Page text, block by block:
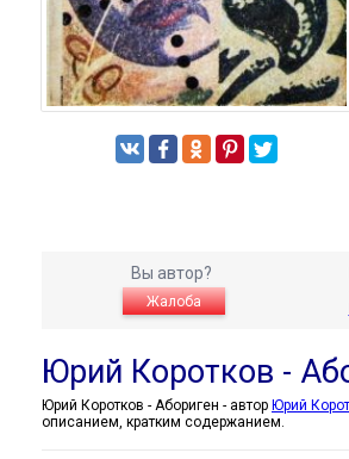
Вы автор?
Жалоба
Юрий Коротков -
Юрий Коротков - Абориген - автор Юрий
описанием, кратким содержанием.